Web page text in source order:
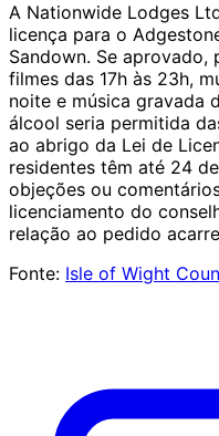
A Nationwide Lodges
licença para o
Sandown. Se aprovado,
filmes das 17h às 23h,
noite e música gravada
álcool seria permitida
ao abrigo da Lei de
residentes têm até 24
objeções ou
licenciamento do
relação ao pedido
Fonte: Isle of Wight